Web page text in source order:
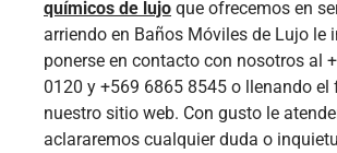
químicos de lujo que ofrecemos en
arriendo en Baños Móviles de Lujo le
ponerse en contacto con nosotros al
0120 y +569 6865 8545 o llenando el
nuestro sitio web. Con gusto le
aclararemos cualquier duda o